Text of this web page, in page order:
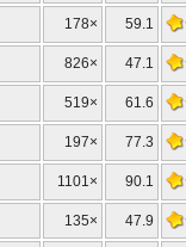
178× 59.1
826× 47.1
519× 61.6
197× 77.3
1101× 90.1
135× 47.9